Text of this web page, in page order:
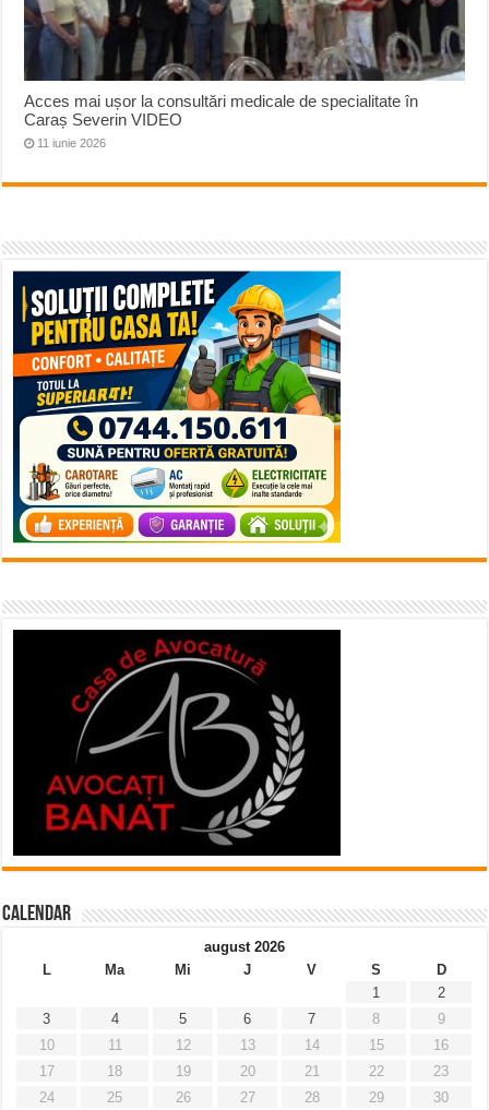
Acces mai ușor la consultări medicale de specialitate în
Caraș Severin VIDEO
11 iunie 2026
Calendar
august 2026
L
Ma Mi J V S
D
1
2
3
4 5 6 7 8
9
10
11 12 13 14 15
16
17
18 19 20 21 22
23
24
25 26 27 28 29
30